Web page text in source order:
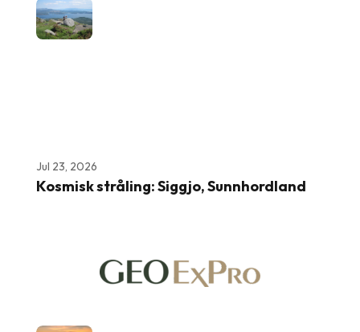
Jul 23, 2026
Kosmisk stråling: Siggjo, Sunnhordland